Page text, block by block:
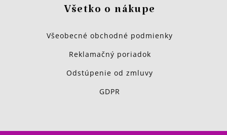
Všetko o nákupe
Všeobecné obchodné podmienky
Reklamačný poriadok
Odstúpenie od zmluvy
GDPR